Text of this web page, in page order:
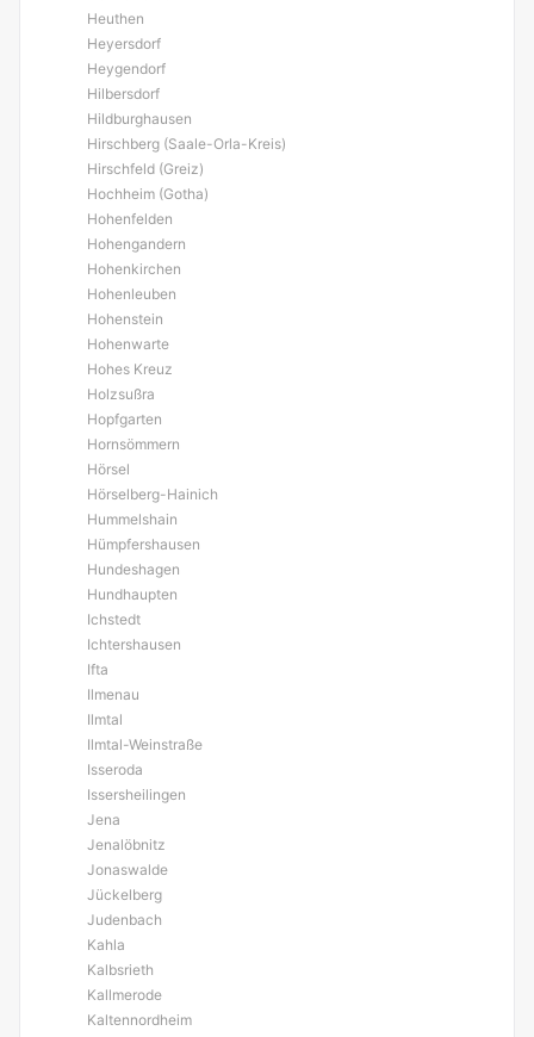
Heuthen
Heyersdorf
Heygendorf
Hilbersdorf
Hildburghausen
Hirschberg (Saale-Orla-Kreis)
Hirschfeld (Greiz)
Hochheim (Gotha)
Hohenfelden
Hohengandern
Hohenkirchen
Hohenleuben
Hohenstein
Hohenwarte
Hohes Kreuz
Holzsußra
Hopfgarten
Hornsömmern
Hörsel
Hörselberg-Hainich
Hummelshain
Hümpfershausen
Hundeshagen
Hundhaupten
Ichstedt
Ichtershausen
Ifta
Ilmenau
Ilmtal
Ilmtal-Weinstraße
Isseroda
Issersheilingen
Jena
Jenalöbnitz
Jonaswalde
Jückelberg
Judenbach
Kahla
Kalbsrieth
Kallmerode
Kaltennordheim